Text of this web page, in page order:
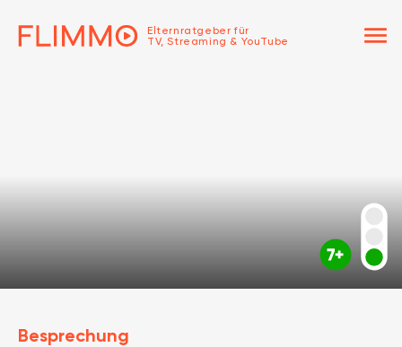
Elternratgeber für
TV, Streaming & YouTube
menu
Besprechung